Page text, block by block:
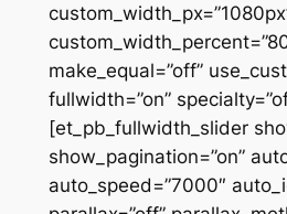
make_equal=”off”
fullwidth=”on”
[et_pb_fullwidth_slider
show_pagination=”on”
auto_speed=”7000″